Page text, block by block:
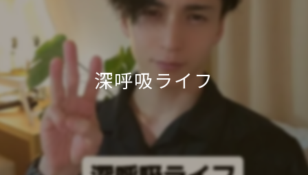
深呼吸ライフ